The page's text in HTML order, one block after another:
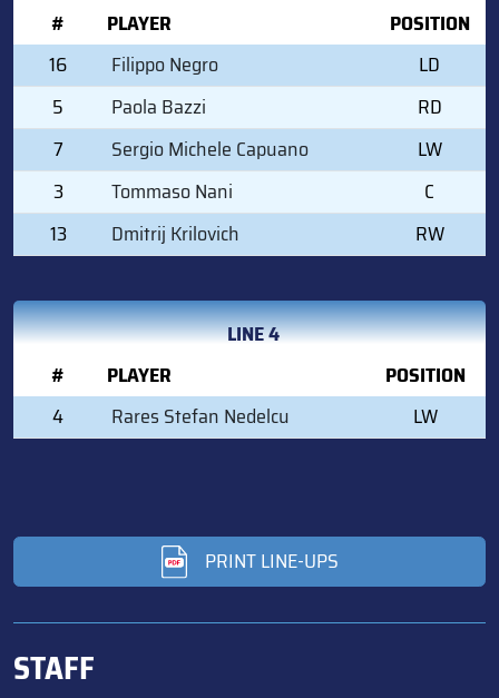
#
PLAYER
POSITION
16
Filippo Negro
LD
5
Paola Bazzi
RD
7
Sergio Michele Capuano
LW
3
Tommaso Nani
C
13
Dmitrij Krilovich RW
LINE 4
#
PLAYER
POSITION
4
Rares Stefan Nedelcu LW
PRINT LINE-UPS
STAFF